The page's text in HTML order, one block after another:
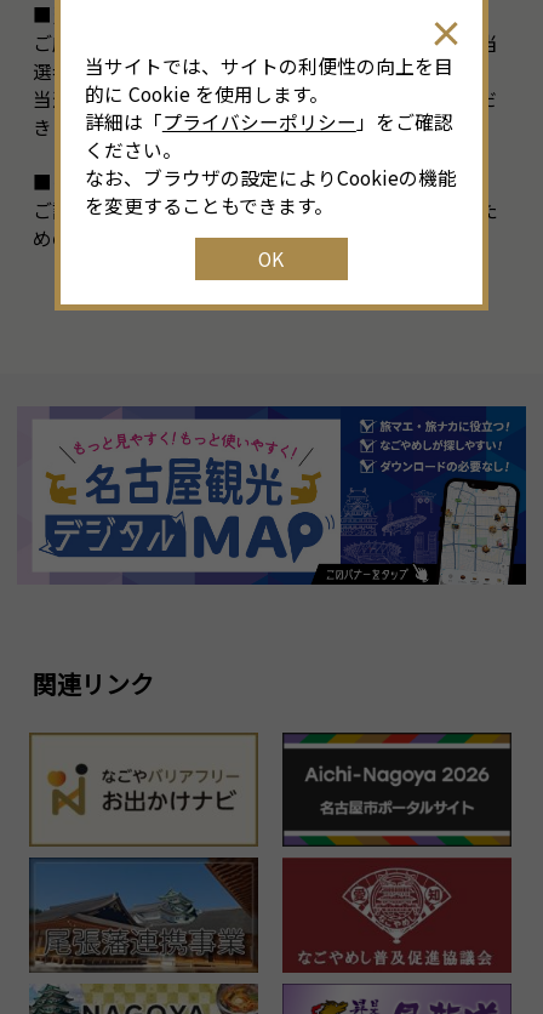
■当選者の発表
ご応募いただいた方の中から厳正なる抽選を行い、当
選者を決定いたします。
当選の発表は、賞品の発送をもってかえさせていただ
きます。
■その他
ご記入いただいた情報は、抽選及び賞品を発送するた
めのもので、それ以外の目的では使用いたしません。
関連リンク
当サイトでは、サイトの利便性の向上を目
的に Cookie を使用します。
詳細は「プライバシーポリシー 」をご確認
ください。
なお、ブラウザの設定によりCookieの機能
を変更することもできます。
OK